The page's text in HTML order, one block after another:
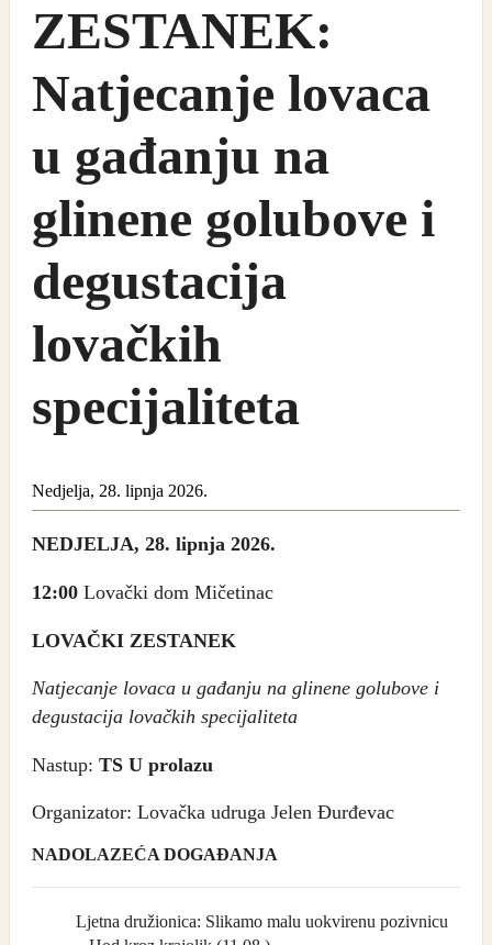
ZESTANEK:
Natjecanje lovaca
u gađanju na
glinene golubove i
degustacija
lovačkih
specijaliteta
Nedjelja, 28. lipnja 2026.
NEDJELJA, 28. lipnja 2026.
12:00 Lovački dom Mičetinac
LOVAČKI ZESTANEK
Natjecanje lovaca u gađanju na glinene golubove i
degustacija lovačkih specijaliteta
Nastup: TS U prolazu
Organizator: Lovačka udruga Jelen Đurđevac
NADOLAZEĆA DOGAĐANJA
Ljetna družionica: Slikamo malu uokvirenu pozivnicu